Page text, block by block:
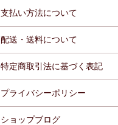
支払い方法について
配送・送料について
特定商取引法に基づく表記
プライバシーポリシー
ショップブログ